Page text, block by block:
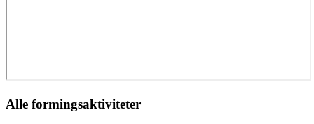
Alle formingsaktiviteter